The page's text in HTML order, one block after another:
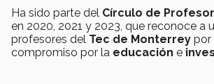
Ha sido parte del Círculo de
en 2020, 2021 y 2023, que reconoce a
profesores del Tec de Monterrey por
compromiso por la educación e